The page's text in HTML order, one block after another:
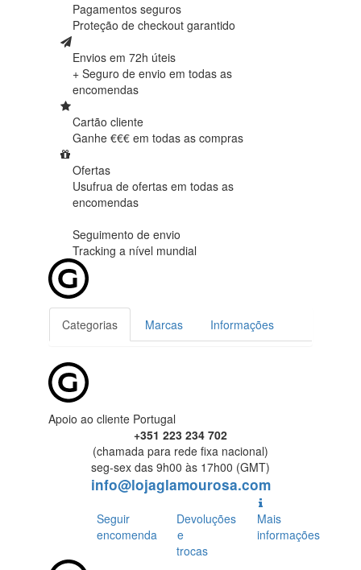
Pagamentos seguros
Proteção de checkout garantido
Envios em 72h úteis
+ Seguro de envio em todas as
encomendas
Cartão cliente
Ganhe €€€ em todas as compras
Ofertas
Usufrua de ofertas em todas as
encomendas
Seguimento de envio
Tracking a nível mundial
Categorias Marcas Informações
Apoio ao cliente Portugal
+351 223 234 702
(chamada para rede fixa nacional)
seg-sex das 9h00 às 17h00 (GMT)
info@lojaglamourosa.com
Seguir
encomenda
Devoluções
e
trocas
Mais
informações